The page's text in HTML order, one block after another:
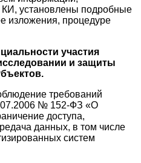
КИ, установлены подробные
изложения, процедуре
участия
и защиты
требований
№ 152-ФЗ «О
доступа,
данных, в том числе
систем